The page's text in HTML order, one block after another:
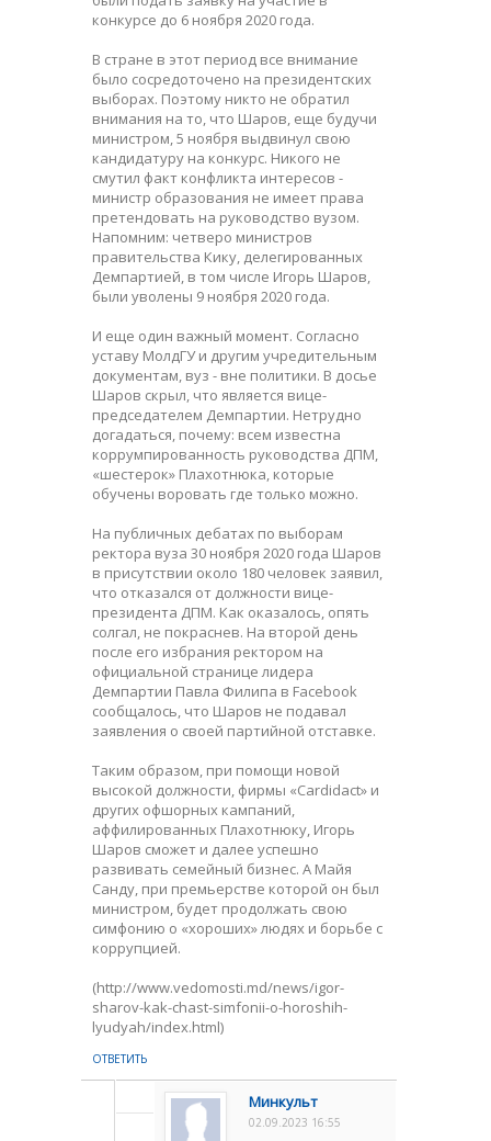
конкурсе до 6 ноября 2020 года.
В стране в этот период все внимание
было сосредоточено на президентских
выборах. Поэтому никто не обратил
внимания на то, что Шаров, еще будучи
министром, 5 ноября выдвинул свою
кандидатуру на конкурс. Никого не
смутил факт конфликта интересов -
министр образования не имеет права
претендовать на руководство вузом.
Напомним: четверо министров
правительства Кику, делегированных
Демпартией, в том числе Игорь Шаров,
были уволены 9 ноября 2020 года.
И еще один важный момент. Согласно
уставу МолдГУ и другим учредительным
документам, вуз - вне политики. В досье
Шаров скрыл, что является вице-
председателем Демпартии. Нетрудно
догадаться, почему: всем известна
коррумпированность руководства ДПМ,
«шестерок» Плахотнюка, которые
обучены воровать где только можно.
На публичных дебатах по выборам
ректора вуза 30 ноября 2020 года Шаров
в присутствии около 180 человек заявил,
что отказался от должности вице-
президента ДПМ. Как оказалось, опять
солгал, не покраснев. На второй день
после его избрания ректором на
официальной странице лидера
Демпартии Павла Филипа в Facebook
сообщалось, что Шаров не подавал
заявления о своей партийной отставке.
Таким образом, при помощи новой
высокой должности, фирмы «Cardidact» и
других офшорных кампаний,
аффилированных Плахотнюку, Игорь
Шаров сможет и далее успешно
развивать семейный бизнес. А Майя
Санду, при премьерстве которой он был
министром, будет продолжать свою
симфонию о «хороших» людях и борьбе с
коррупцией.
(http://www.vedomosti.md/news/igor-
sharov-kak-chast-simfonii-o-horoshih-
lyudyah/index.html)
ОТВЕТИТЬ
Минкульт
02.09.2023 16:55